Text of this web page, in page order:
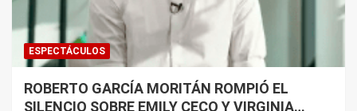
ESPECTÁCULOS
ROBERTO GARCÍA MORITÁN ROMPIÓ EL
SILENCIO SOBRE EMILY CECO Y VIRGINIA